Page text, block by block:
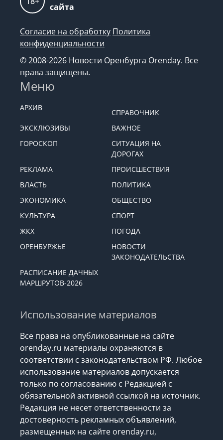
Согласие на обработку
конфиденциальности
© 2008-2026 Новости Оренбурга Orenday. Все
права защищены.
Меню
АРХИВ
СПРАВОЧНИК
ЭКСКЛЮЗИВЫ
ВАЖНОЕ
ДОРОГАХ
РЕКЛАМА
ПРОИСШЕСТВИЯ
ВЛАСТЬ
ПОЛИТИКА
ЭКОНОМИКА
ОБЩЕСТВО
КУЛЬТУРА
СПОРТ
ЖКХ
ПОГОДА
Использование материалов
Все права на опубликованные на сайте
orenday.ru материалы охраняются в
соответствии с законодательством РФ. Любое
использование материалов допускается
только по согласованию с Редакцией с
обязательной активной ссылкой на источник.
Редакция не несет ответственности за